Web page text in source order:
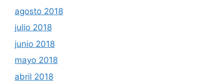
agosto 2018
julio 2018
junio 2018
mayo 2018
abril 2018